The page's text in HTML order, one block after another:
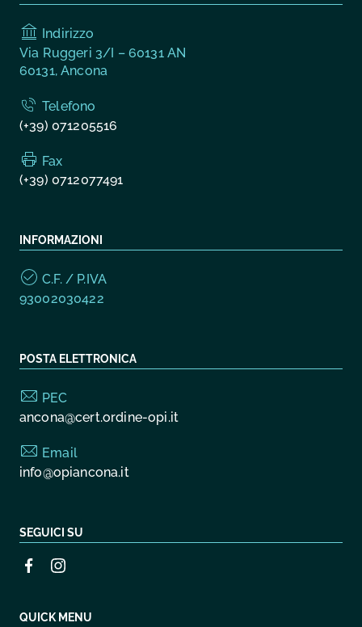
Indirizzo
Via Ruggeri 3/I – 60131 AN
60131, Ancona
Telefono
(+39) 071205516
Fax
(+39) 0712077491
INFORMAZIONI
C.F. / P.IVA
93002030422
POSTA ELETTRONICA
PEC
ancona@cert.ordine-opi.it
Email
info@opiancona.it
SEGUICI SU
QUICK MENU